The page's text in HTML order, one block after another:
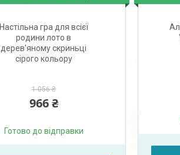
гра для всієї
родини лото в
дерев'яному скриньці
сірого кольору
1 056 ₴
966 ₴
Готово до відправки